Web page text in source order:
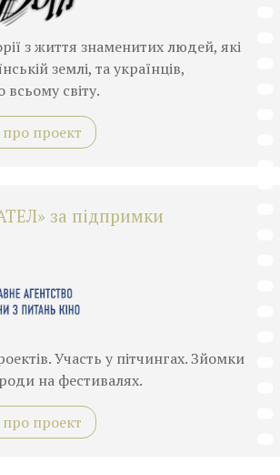
з життя знаменитих людей, які
землі, та українців,
всьому світу.
проект
за підпримки
Участь у пітчингах. Зйомки
на фестивалях.
проект